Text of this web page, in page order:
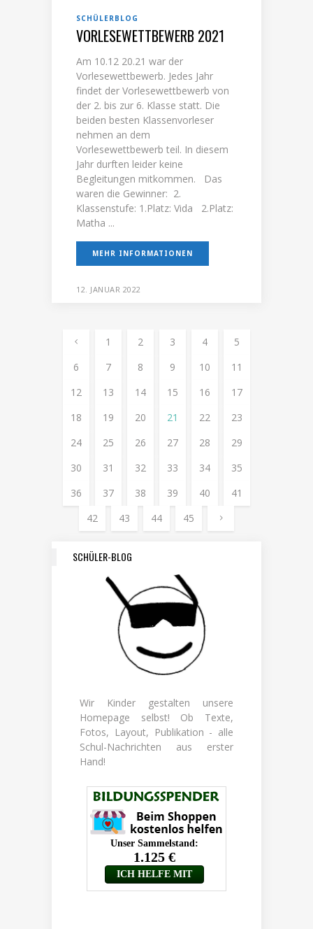
SCHÜLERBLOG
VORLESEWETTBEWERB 2021
Am 10.12 20.21 war der
Vorlesewettbewerb. Jedes Jahr
findet der Vorlesewettbewerb von
der 2. bis zur 6. Klasse statt. Die
beiden besten Klassenvorleser
nehmen an dem
Vorlesewettbewerb teil. In diesem
Jahr durften leider keine
Begleitungen mitkommen. Das
waren die Gewinner: 2.
Klassenstufe: 1.Platz: Vida 2.Platz:
Matha ...
MEHR INFORMATIONEN
12. JANUAR 2022
1 2 3 4
5
6
7 8 9 10
11
12
13 14 15 16
17
18
19 20 21 22
23
24
25 26 27 28
29
30
31 32 33 34
35
36
37 38 39 40
41
42
43 44 45
SCHÜLER-BLOG
Wir Kinder gestalten unsere
Homepage selbst! Ob Texte,
Fotos, Layout, Publikation - alle
Schul-Nachrichten aus erster
Hand!